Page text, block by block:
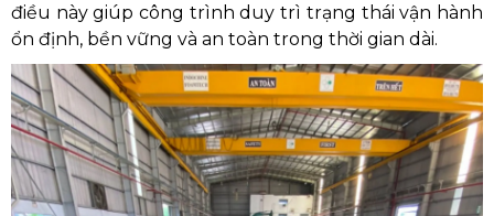
điều này giúp công trình duy trì trạng thái vận hành
ổn định, bền vững và an toàn trong thời gian dài.